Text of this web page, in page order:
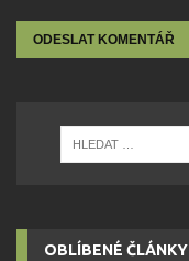
OBLÍBENÉ ČLÁNKY